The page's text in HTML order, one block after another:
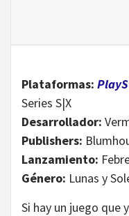
Plataformas:
Series S|X
Desarrollador:
Publishers:
Lanzamiento:
Género: Lunas y
Si hay un juego que